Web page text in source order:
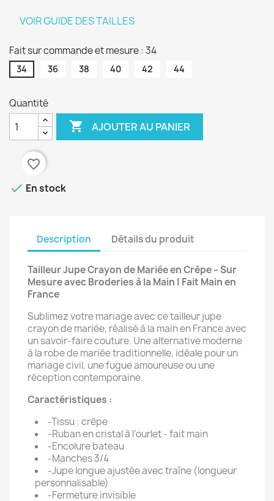
VOIR GUIDE DES TAILLES
Fait sur commande et mesure : 34
34 36 38 40 42 44
Quantité
 AJOUTER AU PANIER
favorite_border
 En stock
Description Détails du produit
Tailleur Jupe Crayon de Mariée en Crêpe – Sur
Mesure avec Broderies à la Main | Fait Main en
France
Sublimez votre mariage avec ce tailleur jupe
crayon de mariée, réalisé à la main en France avec
un savoir-faire couture. Une alternative moderne
à la robe de mariée traditionnelle, idéale pour un
mariage civil, une fugue amoureuse ou une
réception contemporaine.
Caractéristiques :
-Tissu : crêpe
-Ruban en cristal à l’ourlet - fait main
-Encolure bateau
-Manches 3/4
-Jupe longue ajustée avec traîne (longueur
personnalisable)
-Fermeture invisible